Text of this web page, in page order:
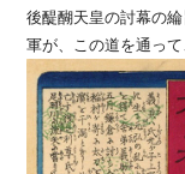
後醍醐天皇の討幕の
軍が、この道を通っ